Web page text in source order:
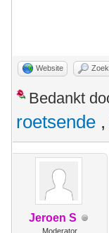
Website Zoek
Bedankt
roetsende ,
Jeroen S
Moderator